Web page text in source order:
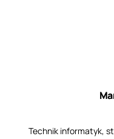
Technik informatyk,